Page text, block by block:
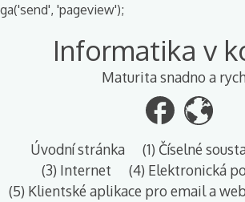
ga('send', 'pageview');
Informatika v
Maturita snadno a
Úvodní stránka (1) Číselné
(3) Internet
(4) Elektronická
(5) Klientské aplikace pro email a